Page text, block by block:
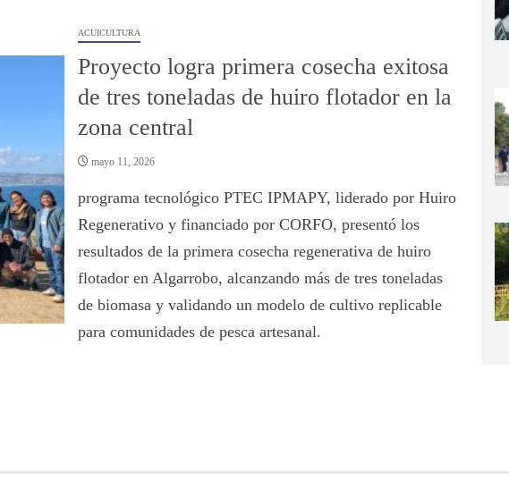
ACUICULTURA
Proyecto logra primera cosecha exitosa
de tres toneladas de huiro flotador en la
zona central
mayo 11, 2026
programa tecnológico PTEC IPMAPY, liderado por Huiro
Regenerativo y financiado por CORFO, presentó los
resultados de la primera cosecha regenerativa de huiro
flotador en Algarrobo, alcanzando más de tres toneladas
de biomasa y validando un modelo de cultivo replicable
para comunidades de pesca artesanal.